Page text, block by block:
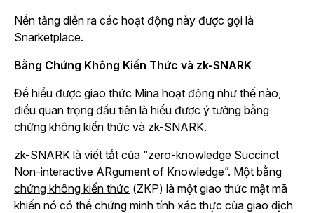
Nền tảng diễn ra các hoạt động này được gọi là
Snarketplace.
Bằng Chứng Không Kiến Thức và zk-SNARK
Để hiểu được giao thức Mina hoạt động như thế nào,
điều quan trọng đầu tiên là hiểu được ý tưởng bằng
chứng không kiến thức và zk-SNARK.
zk-SNARK là viết tắt của “zero-knowledge Succinct
Non-interactive ARgument of Knowledge”. Một bằng
chứng không kiến thức (ZKP) là một giao thức mật mã
khiến nó có thể chứng minh tính xác thực của giao dịch